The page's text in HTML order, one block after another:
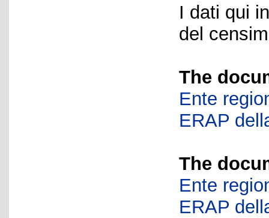
I dati qui
del
The
Ente
ERAP
The
Ente
ERAP